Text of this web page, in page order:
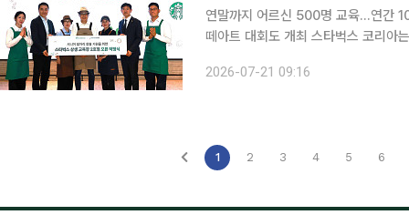
연말까지 어르신 500명 교육…연간
떼아트 대회도 개최 스타벅스 코리아는 한국시니어클럽협회와 함께 다음달부터 시니어 바리스타 교
21일 밝혔다. 스타벅스는 올
2026-07-21 09:16
1 2 3 4 5 6